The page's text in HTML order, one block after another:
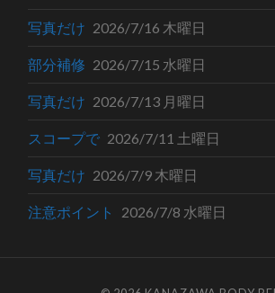
写真だけ 2026/7/16 木曜日
部分補修 2026/7/15 水曜日
写真だけ 2026/7/13 月曜日
スコープで 2026/7/11 土曜日
写真だけ 2026/7/9 木曜日
注意ポイント 2026/7/8 水曜日